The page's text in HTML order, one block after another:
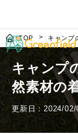
TOP キャンプ
キャンプ
然素材の
更新日：2024/02/